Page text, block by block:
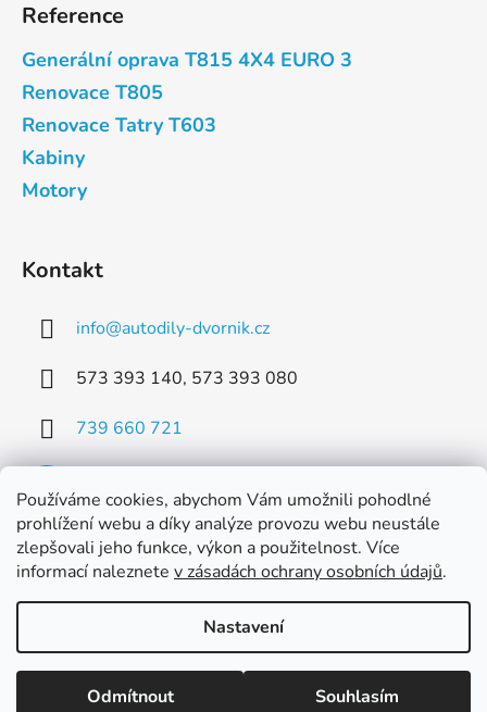
Používáme cookies, abychom Vám umožnili pohodlné
prohlížení webu a díky analýze provozu webu neustále
zlepšovali jeho funkce, výkon a použitelnost. Více
informací naleznete v zásadách ochrany osobních údajů.
Nastavení
Odmítnout Souhlasím
Reference
Generální oprava T815 4X4 EURO 3
Renovace T805
Renovace Tatry T603
Kabiny
Motory
Kontakt
info@autodily-dvornik.cz
573 393 140, 573 393 080
739 660 721
Facebook
Vytvořil Shoptet
Copyright 2026Dvorník AUTODÍLY s.r.o.. Všechna